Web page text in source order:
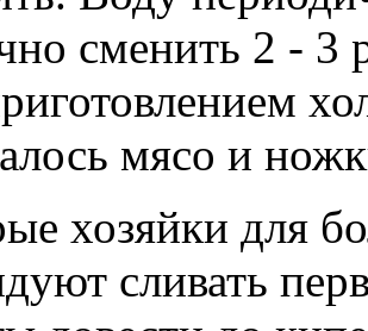
сменить 2 - 3
мясо и
хозяйки для
сливать